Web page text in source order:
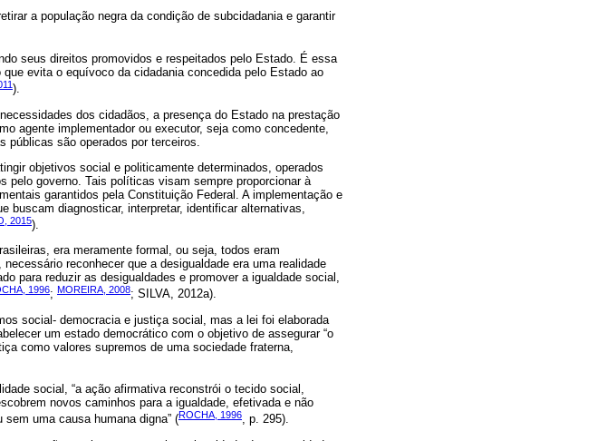
a população negra da condição de subcidadania e garantir
seus direitos promovidos e respeitados pelo Estado. É essa
evita o equívoco da cidadania concedida pelo Estado ao
).
dos cidadãos, a presença do Estado na prestação
agente implementador ou executor, seja como concedente,
são operados por terceiros.
objetivos social e politicamente determinados, operados
pelo governo. Tais políticas visam sempre proporcionar à
garantidos pela Constituição Federal. A implementação e
diagnosticar, interpretar, identificar alternativas,
2015).
era meramente formal, ou seja, todos eram
reconhecer que a desigualdade era uma realidade
para reduzir as desigualdades e promover a igualdade social,
1996; MOREIRA, 2008; SILVA, 2012a).
social- democracia e justiça social, mas a lei foi elaborada
um estado democrático com o objetivo de assegurar “o
como valores supremos de uma sociedade fraterna,
social, “a ação afirmativa reconstrói o tecido social,
novos caminhos para a igualdade, efetivada e não
uma causa humana digna” (ROCHA, 1996, p. 295).